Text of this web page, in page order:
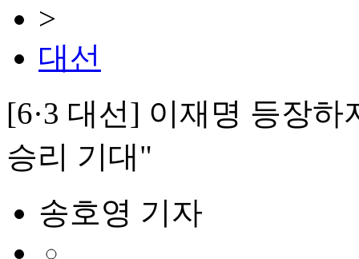
>
대선
[6·3 대선] 이재명 등장
승리 기대"
송호영 기자